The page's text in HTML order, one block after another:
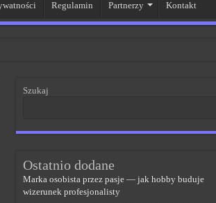
Regulamin Partnerzy Kontakt
Szukaj
Ostatnio dodane
Marka osobista przez pasje — jak hobby buduje
wizerunek profesjonalisty